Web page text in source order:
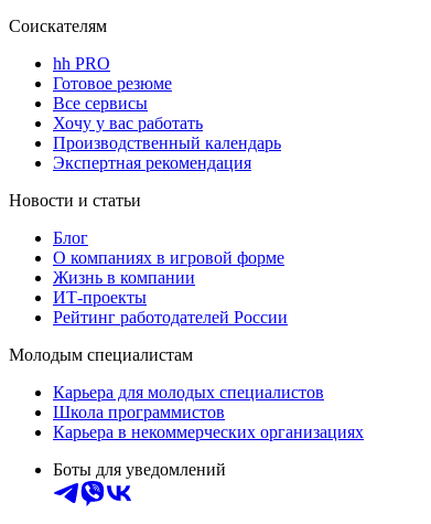
Соискателям
hh PRO
Готовое резюме
Все сервисы
Хочу у вас работать
Производственный календарь
Экспертная рекомендация
Новости и статьи
Блог
О компаниях в игровой форме
Жизнь в компании
ИТ-проекты
Рейтинг работодателей России
Молодым специалистам
Карьера для молодых специалистов
Школа программистов
Карьера в некоммерческих организациях
Боты для уведомлений